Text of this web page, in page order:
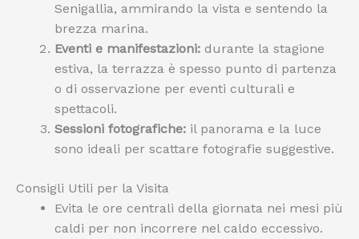
Senigallia, ammirando la vista e sentendo la
brezza marina.
Eventi e manifestazioni: durante la stagione
estiva, la terrazza è spesso punto di partenza
o di osservazione per eventi culturali e
spettacoli.
Sessioni fotografiche: il panorama e la luce
sono ideali per scattare fotografie suggestive.
Consigli Utili per la Visita
Evita le ore centrali della giornata nei mesi più
caldi per non incorrere nel caldo eccessivo.